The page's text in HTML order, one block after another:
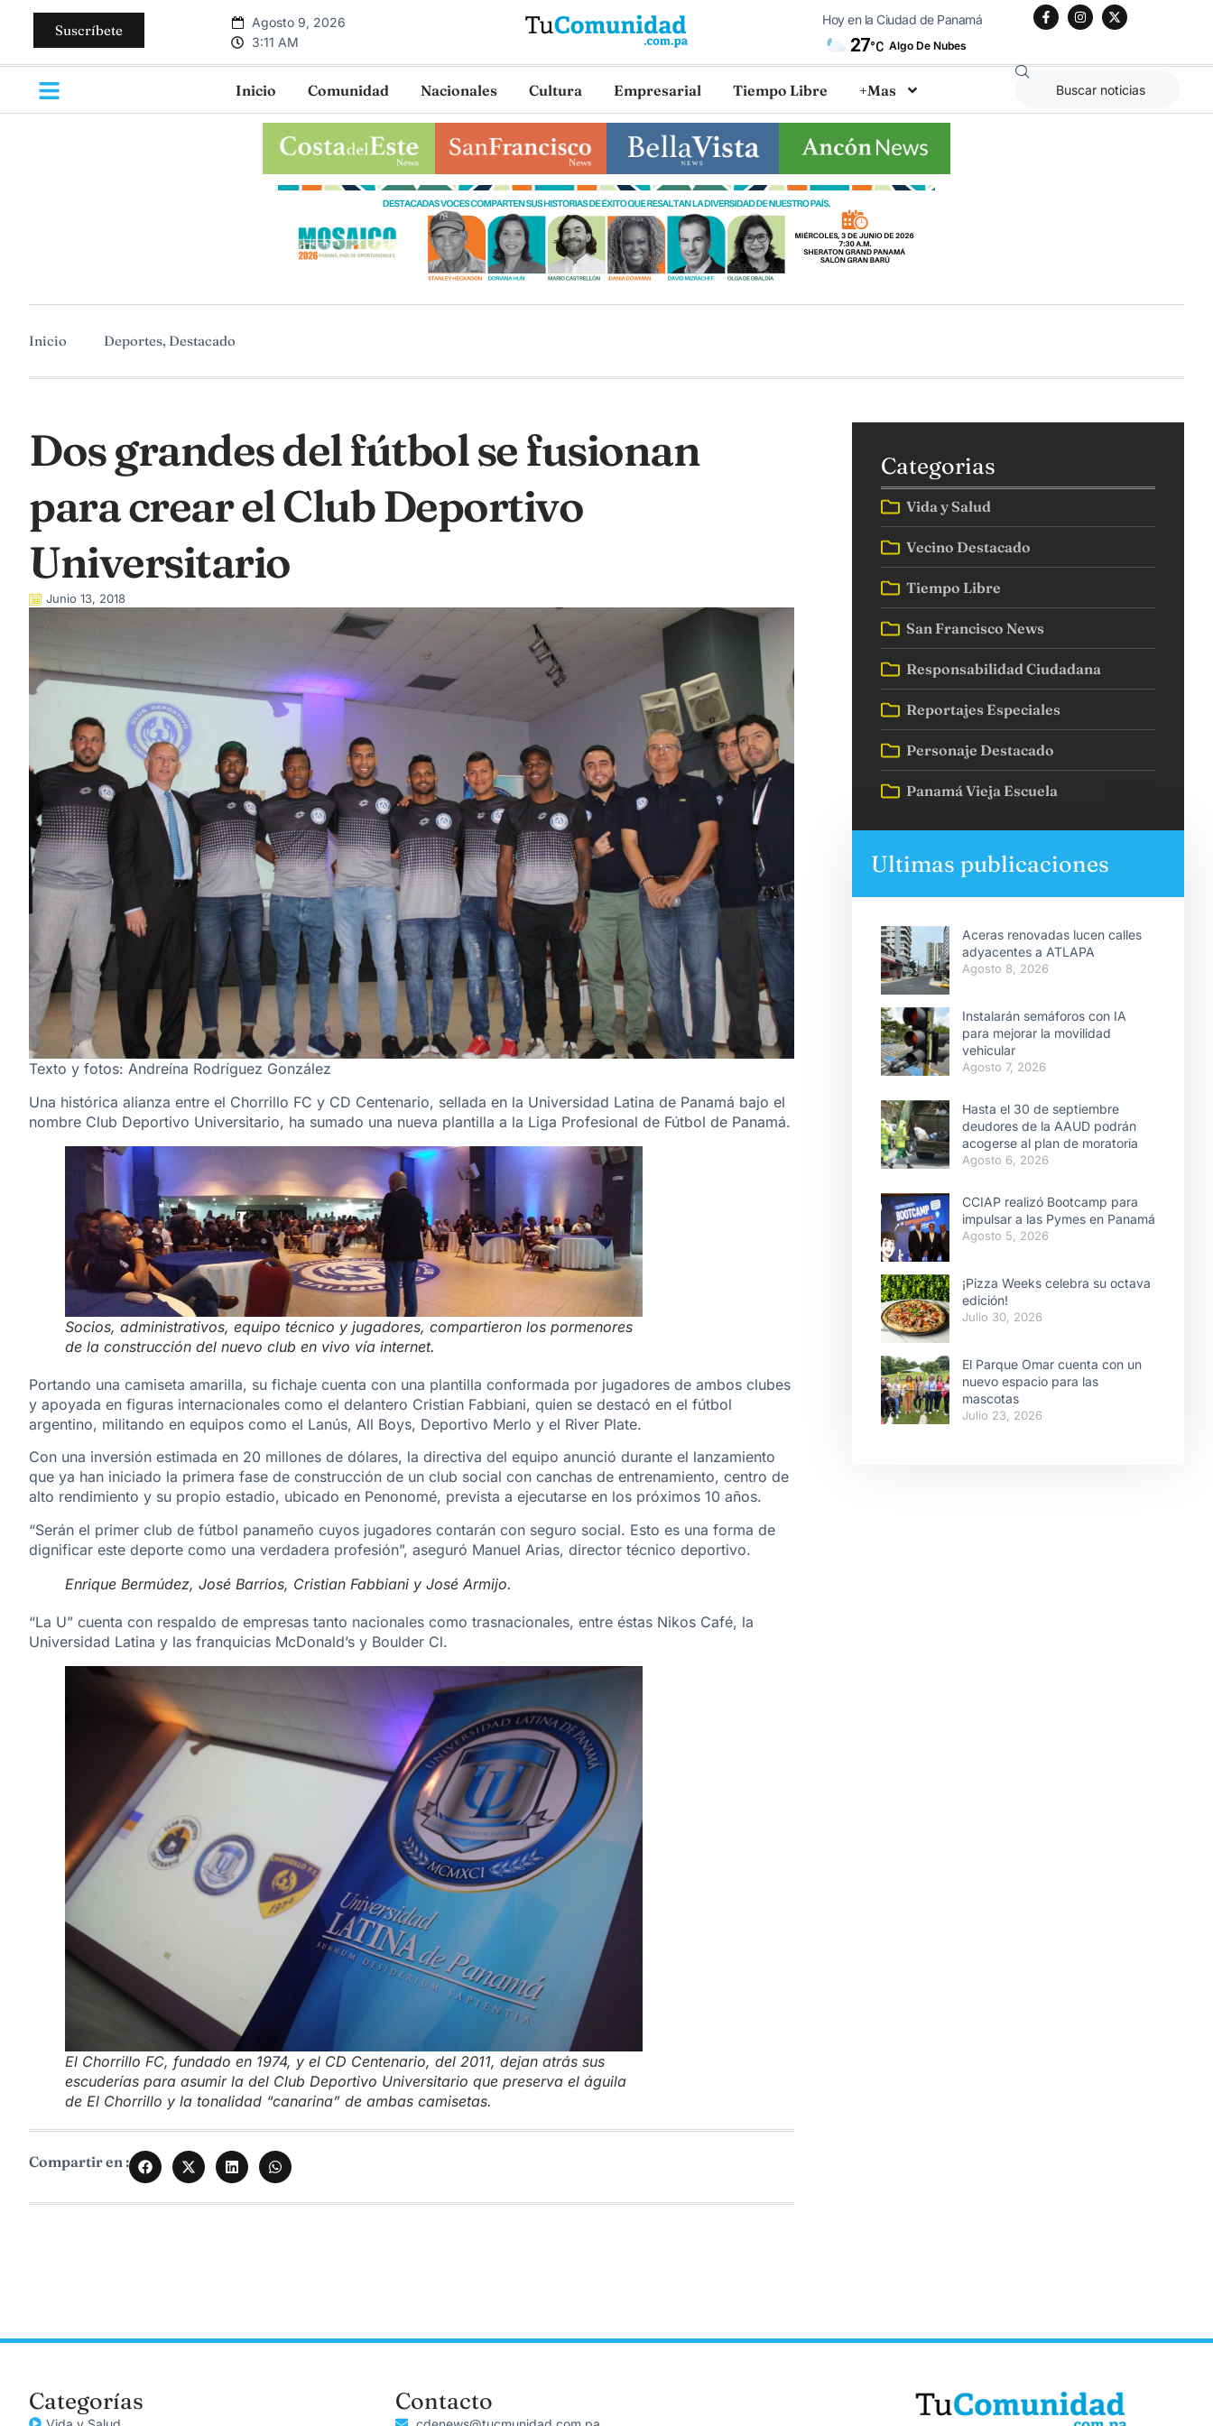
Suscríbete
Agosto 9, 2026
3:11 AM
Hoy en la Ciudad de Panamá
27°C Algo De Nubes
Inicio Comunidad Nacionales Cultura Empresarial Tiempo Libre +Mas
Inicio Deportes, Destacado
Dos grandes del fútbol se fusionan
para crear el Club Deportivo
Universitario
Junio 13, 2018
Texto y fotos: Andreína Rodríguez González
Una histórica alianza entre el Chorrillo FC y CD Centenario, sellada en la Universidad Latina de Panamá bajo el
nombre Club Deportivo Universitario, ha sumado una nueva plantilla a la Liga Profesional de Fútbol de Panamá.
Socios, administrativos, equipo técnico y jugadores, compartieron los pormenores
de la construcción del nuevo club en vivo vía internet.
Portando una camiseta amarilla, su fichaje cuenta con una plantilla conformada por jugadores de ambos clubes
y apoyada en figuras internacionales como el delantero Cristian Fabbiani, quien se destacó en el fútbol
argentino, militando en equipos como el Lanús, All Boys, Deportivo Merlo y el River Plate.
Con una inversión estimada en 20 millones de dólares, la directiva del equipo anunció durante el lanzamiento
que ya han iniciado la primera fase de construcción de un club social con canchas de entrenamiento, centro de
alto rendimiento y su propio estadio, ubicado en Penonomé, prevista a ejecutarse en los próximos 10 años.
“Serán el primer club de fútbol panameño cuyos jugadores contarán con seguro social. Esto es una forma de
dignificar este deporte como una verdadera profesión”, aseguró Manuel Arias, director técnico deportivo.
Enrique Bermúdez, José Barrios, Cristian Fabbiani y José Armijo.
“La U” cuenta con respaldo de empresas tanto nacionales como trasnacionales, entre éstas Nikos Café, la
Universidad Latina y las franquicias McDonald’s y Boulder Cl.
El Chorrillo FC, fundado en 1974, y el CD Centenario, del 2011, dejan atrás sus
escuderías para asumir la del Club Deportivo Universitario que preserva el águila
de El Chorrillo y la tonalidad “canarina” de ambas camisetas.
Compartir en :
Categorias
Vida y Salud
Vecino Destacado
Tiempo Libre
San Francisco News
Responsabilidad Ciudadana
Reportajes Especiales
Personaje Destacado
Panamá Vieja Escuela
Ultimas publicaciones
Aceras renovadas lucen calles
adyacentes a ATLAPA
Agosto 8, 2026
Instalarán semáforos con IA
para mejorar la movilidad
vehicular
Agosto 7, 2026
Hasta el 30 de septiembre
deudores de la AAUD podrán
acogerse al plan de moratoria
Agosto 6, 2026
CCIAP realizó Bootcamp para
impulsar a las Pymes en Panamá
Agosto 5, 2026
¡Pizza Weeks celebra su octava
edición!
Julio 30, 2026
El Parque Omar cuenta con un
nuevo espacio para las
mascotas
Julio 23, 2026
Categorías Contacto